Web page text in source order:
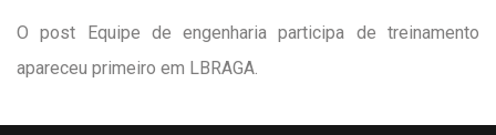
O post Equipe de engenharia participa de treinamento
apareceu primeiro em LBRAGA